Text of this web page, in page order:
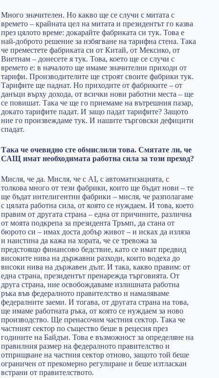
Много значителен. Но какво ще се случи с митата с
времето – крайната цел на митата и президентът го казва
през цялото време: докарайте фабриката си тук. Това е
най-доброто решение за избягване на тарифна стена. Така
че преместете фабриката си от Китай, от Мексико, от
Виетнам – донесете я тук. Това, което ще се случи с
времето е: в началото ще имаме значителни приходи от
тарифи. Производителите ще строят своите фабрики тук.
Тарифите ще паднат. Но приходите от фабриките – от
данъци върху дохода, от всички нови работни места – ще
се повишат. Така че ще го приемаме на вътрешния пазар,
докато тарифите падат. И защо падат тарифите? Защото
ние го произвеждаме тук. И нашите търговски дефицити
спадат.
Така че очевидно сте обмислили това. Смятате ли, че
САЩ имат необходимата работна сила за този преход?
Мисля, че да. Мисля, че с AI, с автоматизацията, с
толкова много от тези фабрики, които ще бъдат нови – те
ще бъдат интелигентни фабрики – мисля, че разполагаме
с цялата работна сила, от която се нуждаем. И това, което
правим от другата страна – една от причините, различна
от моята подкрепа за президента Тръмп, да стана от
бюрото си – имах доста добър живот – и исках да изляза
и наистина да кажа на хората, че се тревожа за
предстоящо финансово бедствие, като се имат предвид
високите нива на държавни разходи, които водеха до
високи нива на държавен дълг. И така, какво правим: от
една страна, президентът пренарежда търговията. От
друга страна, ние освобождаваме излишната работна
ръка във федералното правителство и намаляваме
федералните заеми. И тогава, от другата страна на това,
ще имаме работната ръка, от която се нуждаем за ново
производство. Ще пренасочим частния сектор. Така че
частният сектор по същество беше в рецесия през
годините на Байдън. Това е възможност за определяне на
правилния размер на федералното правителство и
отприщване на частния сектор отново, защото той беше
ограничен от прекомерно регулиране и беше изтласкан
встрани от правителството.